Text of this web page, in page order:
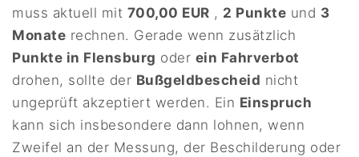
muss aktuell mit 700,00 EUR , 2 Punkte und 3
Monate rechnen. Gerade wenn zusätzlich
Punkte in Flensburg oder ein Fahrverbot
drohen, sollte der Bußgeldbescheid nicht
ungeprüft akzeptiert werden. Ein Einspruch
kann sich insbesondere dann lohnen, wenn
Zweifel an der Messung, der Beschilderung oder